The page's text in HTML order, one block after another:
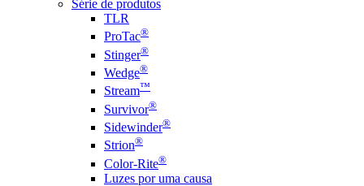
Série de produtos
TLR
ProTac®
Stinger®
Wedge®
Stream™
Survivor®
Sidewinder®
Strion®
Color-Rite®
Luzes por uma causa